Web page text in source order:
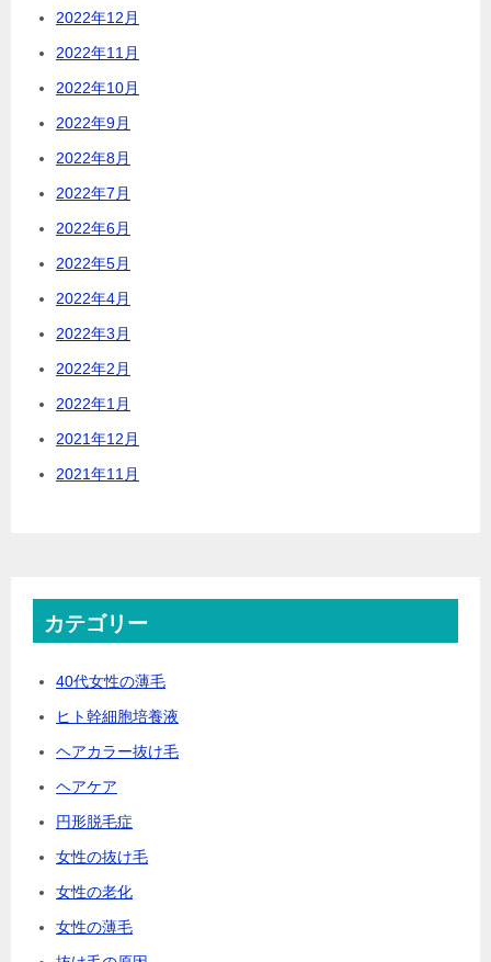
2022年12月
2022年11月
2022年10月
2022年9月
2022年8月
2022年7月
2022年6月
2022年5月
2022年4月
2022年3月
2022年2月
2022年1月
2021年12月
2021年11月
カテゴリー
40代女性の薄毛
ヒト幹細胞培養液
ヘアカラー抜け毛
ヘアケア
円形脱毛症
女性の抜け毛
女性の老化
女性の薄毛